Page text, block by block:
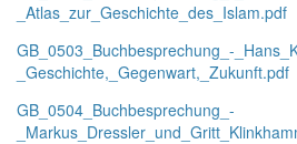
_Atlas_zur_Geschichte_des_Islam.pdf
GB_0503_Buchbesprechung_-
_Geschichte,_Gegenwart,_Zukunft.pdf
GB_0504_Buchbesprechung_-